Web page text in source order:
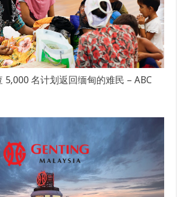
5,000 名计划返回缅甸的难民 – ABC